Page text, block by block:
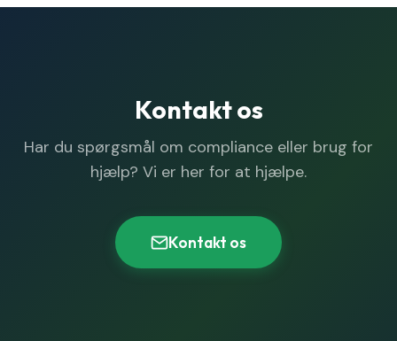
Kontakt os
Har du spørgsmål om compliance eller brug for
hjælp? Vi er her for at hjælpe.
Kontakt os